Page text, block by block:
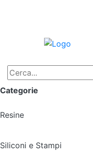
Categorie
Resine
Siliconi e Stampi